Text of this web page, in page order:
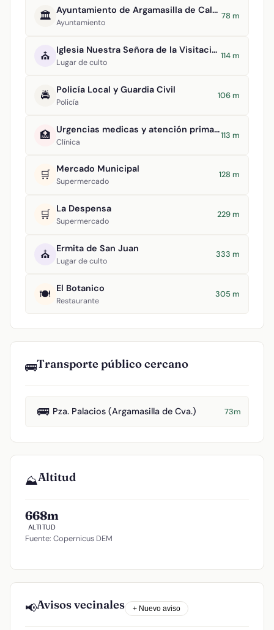
🏛️ Ayuntamiento de Argamasilla de Calatrava
Ayuntamiento
78 m
⛪ Iglesia Nuestra Señora de la Visitación
Lugar de culto
114 m
🚔 Policía Local y Guardia Civil
Policía
106 m
🏥 Urgencias medicas y atención primaria
Clínica
113 m
🛒 Mercado Municipal
Supermercado
128 m
🛒 La Despensa
Supermercado
229 m
⛪ Ermita de San Juan
Lugar de culto
333 m
🍽️ El Botanico
Restaurante
305 m
🚌Transporte público cercano
🚌 Pza. Palacios (Argamasilla de Cva.) 73m
⛰️Altitud
668m
ALTITUD
Fuente: Copernicus DEM
📢Avisos vecinales + Nuevo aviso